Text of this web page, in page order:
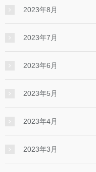
2023年8月
2023年7月
2023年6月
2023年5月
2023年4月
2023年3月